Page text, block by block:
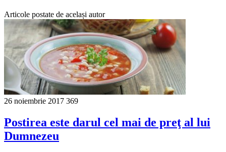
Articole postate de același autor
26 noiembrie 2017 369
Postirea este darul cel mai de preţ al lui
Dumnezeu